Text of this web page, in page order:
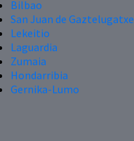
Bilbao
San Juan de Gaztelugatxe
Lekeitio
Laguardia
Zumaia
Hondarribia
Gernika-Lumo